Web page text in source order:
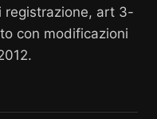
registrazione, art 3-
con modificazioni